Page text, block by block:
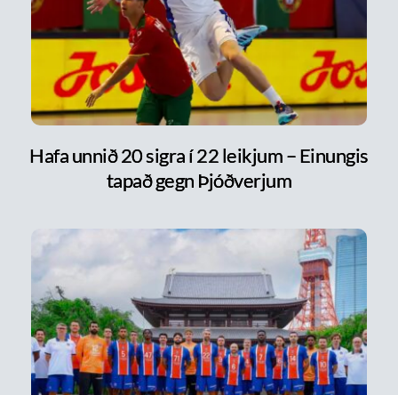
Hafa unnið 20 sigra í 22 leikjum – Einungis
tapað gegn Þjóðverjum